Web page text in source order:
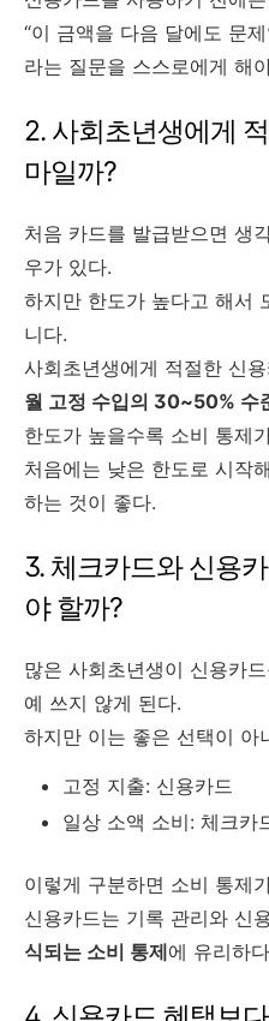
“이 금액을 다음 달에도 문
라는 질문을 스스로에게 해
2. 사회초년생에게
마일까?
처음 카드를 발급받으면 생
우가 있다.
하지만 한도가 높다고 해서
니다.
사회초년생에게 적절한 신
월 고정 수입의 30~50% 수
한도가 높을수록 소비 통제
처음에는 낮은 한도로 시작
하는 것이 좋다.
3. 체크카드와 신용
야 할까?
많은 사회초년생이 신용카
예 쓰지 않게 된다.
하지만 이는 좋은 선택이 아
고정 지출: 신용카드
일상 소액 소비: 체크카
이렇게 구분하면 소비 통제
신용카드는 기록 관리와 신
식되는 소비 통제에 유리하